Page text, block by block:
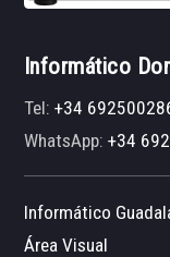
Informático
Tel:+34
WhatsApp:+34
Informático
Área Visual